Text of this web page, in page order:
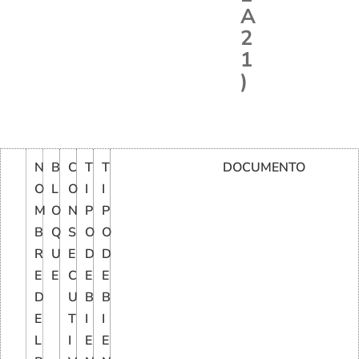
A
2
1
)
N
O
M
B
R
E
D
E
L
B
L
O
Q
U
E
C
O
N
S
E
C
U
T
I
T
I
P
O
D
E
B
I
E
T
I
P
O
D
E
B
I
E
DOCUMENTO